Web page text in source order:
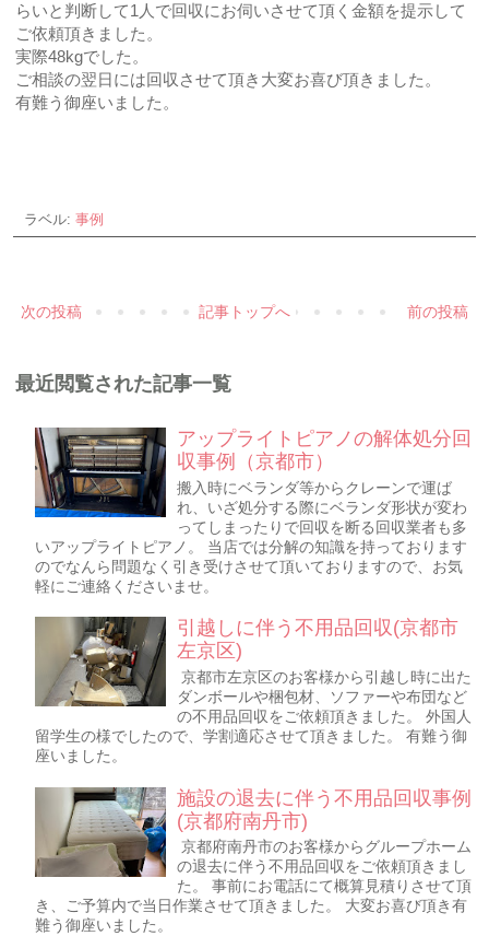
らいと判断して1人で回収にお伺いさせて頂く金額を提示して
ご依頼頂きました。
実際48kgでした。
ご相談の翌日には回収させて頂き大変お喜び頂きました。
有難う御座いました。
ラベル: 事例
次の投稿 前の投稿
記事トップへ
最近閲覧された記事一覧
アップライトピアノの解体処分回
収事例（京都市）
搬入時にベランダ等からクレーンで運ば
れ、いざ処分する際にベランダ形状が変わ
ってしまったりで回収を断る回収業者も多
いアップライトピアノ。 当店では分解の知識を持っております
のでなんら問題なく引き受けさせて頂いておりますので、お気
軽にご連絡くださいませ。
引越しに伴う不用品回収(京都市
左京区)
京都市左京区のお客様から引越し時に出た
ダンボールや梱包材、ソファーや布団など
の不用品回収をご依頼頂きました。 外国人
留学生の様でしたので、学割適応させて頂きました。 有難う御
座いました。
施設の退去に伴う不用品回収事例
(京都府南丹市)
京都府南丹市のお客様からグループホーム
の退去に伴う不用品回収をご依頼頂きまし
た。 事前にお電話にて概算見積りさせて頂
き、ご予算内で当日作業させて頂きました。 大変お喜び頂き有
難う御座いました。